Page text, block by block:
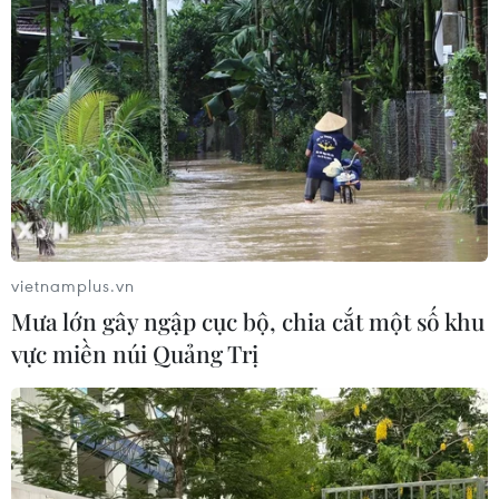
Đừng để phim kinh dị thành "khắc
tinh" của điện ảnh Việt
03/07/2026 00:12
Cục Điện ảnh nói gì về phim "Chiếc
kén" có Trương Ngọc Ánh
02/07/2026 01:53
"Điểm neo" cho điện ảnh trước "cuộc
xâm lăng" của trí tuệ nhân tạo
01/07/2026 02:09
vietnamplus.vn
Mưa lớn gây ngập cục bộ, chia cắt một số khu
vực miền núi Quảng Trị